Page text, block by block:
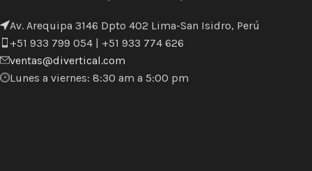
Av. Arequipa 3146 Dpto 402 Lima-San Isidro, Perú
+51 933 799 054 | +51 933 774 626
ventas@divertical.com
Lunes a viernes: 8:30 am a 5:00 pm